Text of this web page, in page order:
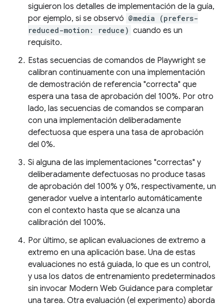
siguieron los detalles de implementación de la guía,
por ejemplo, si se observó @media (prefers-
reduced-motion: reduce) cuando es un
requisito.
Estas secuencias de comandos de Playwright se
calibran continuamente con una implementación
de demostración de referencia "correcta" que
espera una tasa de aprobación del 100%. Por otro
lado, las secuencias de comandos se comparan
con una implementación deliberadamente
defectuosa que espera una tasa de aprobación
del 0%.
Si alguna de las implementaciones "correctas" y
deliberadamente defectuosas no produce tasas
de aprobación del 100% y 0%, respectivamente, un
generador vuelve a intentarlo automáticamente
con el contexto hasta que se alcanza una
calibración del 100%.
Por último, se aplican evaluaciones de extremo a
extremo en una aplicación base. Una de estas
evaluaciones no está guiada, lo que es un control,
y usa los datos de entrenamiento predeterminados
sin invocar Modern Web Guidance para completar
una tarea. Otra evaluación (el experimento) aborda